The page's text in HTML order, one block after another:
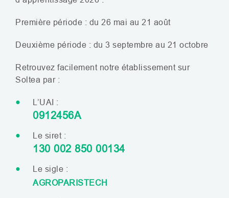
Première période : du 26 mai au 21 août
Deuxième période : du 3 septembre au 21 octobre
Retrouvez facilement notre établissement sur
Soltea par :
L’UAI :
0912456A
Le siret :
130 002 850 00134
Le sigle :
AGROPARISTECH